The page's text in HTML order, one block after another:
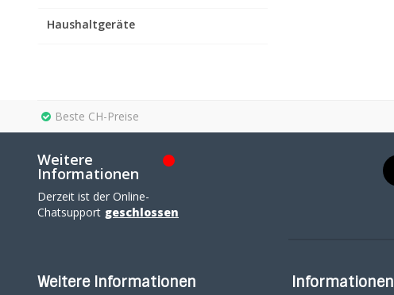
Haushaltgeräte
Beste CH-Preise
Weitere
Informationen
Derzeit ist der Online-
Chatsupport geschlossen
Weitere Informationen Informationen